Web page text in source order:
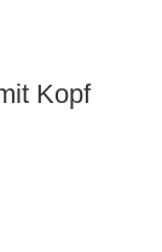
Kopf